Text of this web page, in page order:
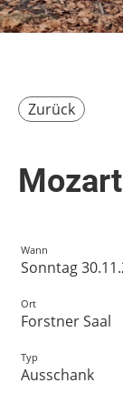
Zurück
Wann
Sonntag
Ort
Forstner Saal
Typ
Ausschank